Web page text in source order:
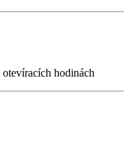
hodinách